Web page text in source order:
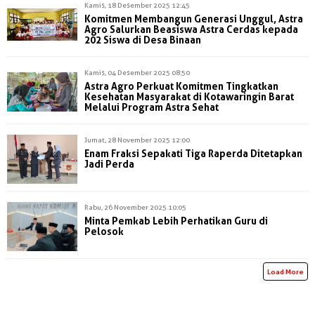
Kamis, 18 Desember 2025 12:45
Komitmen Membangun Generasi Unggul, Astra
Agro Salurkan Beasiswa Astra Cerdas kepada
202 Siswa di Desa Binaan
Kamis, 04 Desember 2025 08:50
Astra Agro Perkuat Komitmen Tingkatkan
Kesehatan Masyarakat di Kotawaringin Barat
Melalui Program Astra Sehat
Jumat, 28 November 2025 12:00
Enam Fraksi Sepakati Tiga Raperda Ditetapkan
Jadi Perda
Rabu, 26 November 2025 10:05
Minta Pemkab Lebih Perhatikan Guru di
Pelosok
Load More